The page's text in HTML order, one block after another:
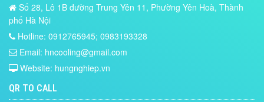
Số 28, Lô 1B đường Trung Yên 11, Phường Yên Hoà, Thành
phố Hà Nội
Hotline: 0912765945; 0983193328
Email: hncooling@gmail.com
Website: hungnghiep.vn
QR TO CALL